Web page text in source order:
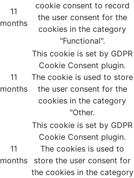
11
months
cookie consent to record
the user consent for the
cookies in the category
"Functional".
11
months
This cookie is set by GDPR
Cookie Consent plugin.
The cookie is used to store
the user consent for the
cookies in the category
"Other.
11
months
This cookie is set by GDPR
Cookie Consent plugin.
The cookies is used to
store the user consent for
the cookies in the category